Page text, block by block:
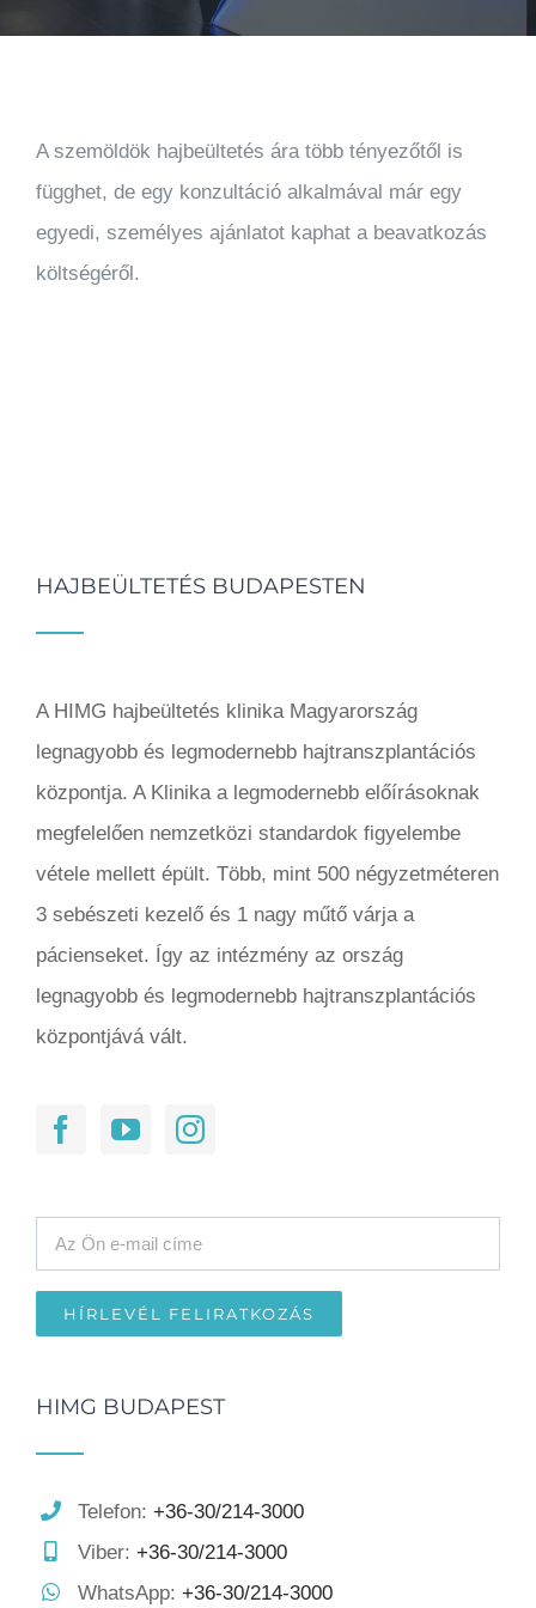
A szemöldök hajbeültetés ára több tényezőtől is
függhet, de egy konzultáció alkalmával már egy
egyedi, személyes ajánlatot kaphat a beavatkozás
költségéről.
HAJBEÜLTETÉS BUDAPESTEN
A HIMG hajbeültetés klinika Magyarország
legnagyobb és legmodernebb hajtranszplantációs
központja. A Klinika a legmodernebb előírásoknak
megfelelően nemzetközi standardok figyelembe
vétele mellett épült. Több, mint 500 négyzetméteren
3 sebészeti kezelő és 1 nagy műtő várja a
pácienseket. Így az intézmény az ország
legnagyobb és legmodernebb hajtranszplantációs
központjává vált.
HIMG BUDAPEST
Telefon: +36-30/214-3000
Viber: +36-30/214-3000
WhatsApp: +36-30/214-3000